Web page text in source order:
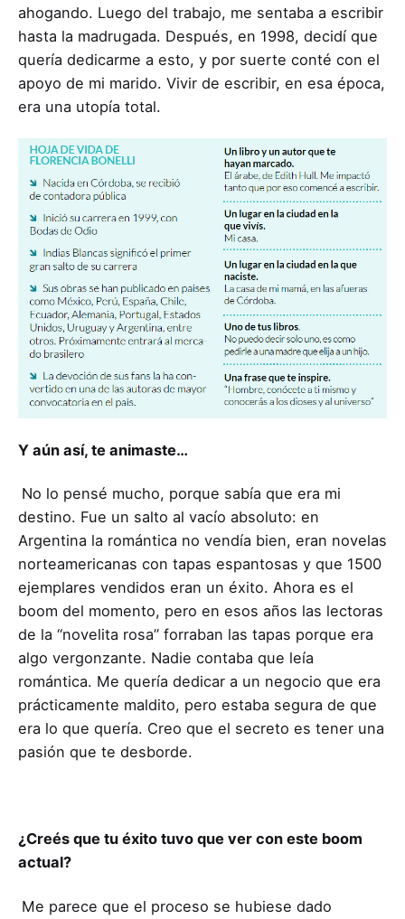
ahogando. Luego del trabajo, me sentaba a escribir
hasta la madrugada. Después, en 1998, decidí que
quería dedicarme a esto, y por suerte conté con el
apoyo de mi marido. Vivir de escribir, en esa época,
era una utopía total.
Y aún así, te animaste…
No lo pensé mucho, porque sabía que era mi
destino. Fue un salto al vacío absoluto: en
Argentina la romántica no vendía bien, eran novelas
norteamericanas con tapas espantosas y que 1500
ejemplares vendidos eran un éxito. Ahora es el
boom del momento, pero en esos años las lectoras
de la “novelita rosa” forraban las tapas porque era
algo vergonzante. Nadie contaba que leía
romántica. Me quería dedicar a un negocio que era
prácticamente maldito, pero estaba segura de que
era lo que quería. Creo que el secreto es tener una
pasión que te desborde.
¿Creés que tu éxito tuvo que ver con este boom
actual?
Me parece que el proceso se hubiese dado